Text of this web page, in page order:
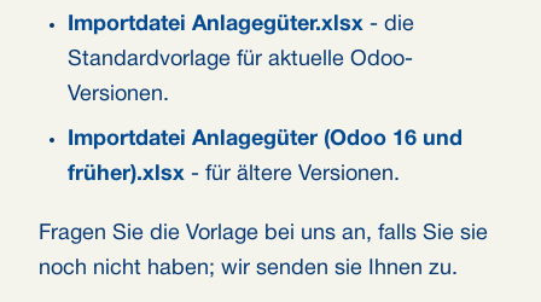
Importdatei Anlagegüter.xlsx - die
Standardvorlage für aktuelle Odoo-
Versionen.
Importdatei Anlagegüter (Odoo 16 und
früher).xlsx - für ältere Versionen.
Fragen Sie die Vorlage bei uns an, falls Sie sie
noch nicht haben; wir senden sie Ihnen zu.